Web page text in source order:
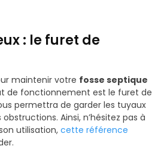
: le furet de
maintenir votre fosse septique
de fonctionnement est le furet de
permettra de garder les tuyaux
Ainsi, n’hésitez pas à
utilisation, cette référence